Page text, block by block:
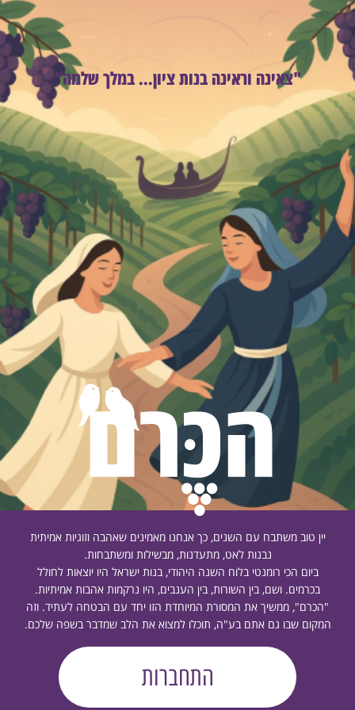
"צאינה וראינה בנות ציון... במלך שלמה"
יין טוב משתבח עם השנים, כך אנחנו מאמינים שאהבה וזוגיות אמיתית
נבנות לאט, מתעדנות, מבשילות ומשתבחות.
ביום הכי רומנטי בלוח השנה היהודי, בנות ישראל היו יוצאות לחולל
בכרמים. ושם, בין השורות, בין הענבים, היו נרקמות אהבות אמיתיות.
"הכרם", ממשיך את המסורת המיוחדת הזו יחד עם הבטחה לעתיד. וזה
המקום שבו גם אתם בע"ה, תוכלו למצוא את הלב שמדבר בשפה שלכם.
התחברות